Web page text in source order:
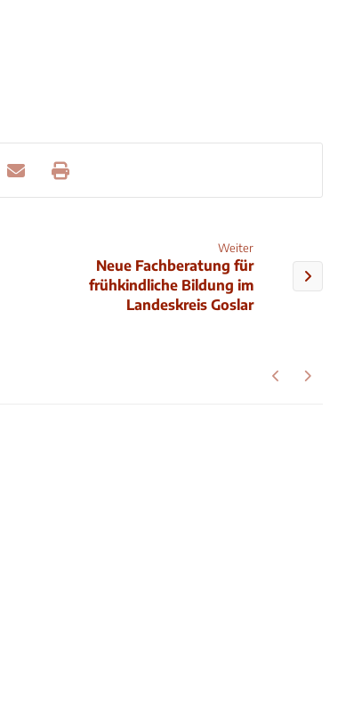
Weiter
Neue Fachberatung für
frühkindliche Bildung im
Landeskreis Goslar